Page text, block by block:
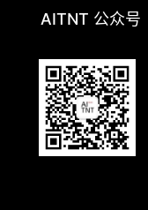
AITNT 公众号